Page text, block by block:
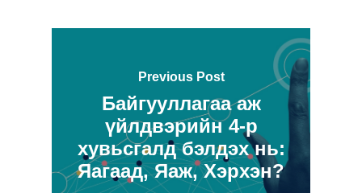
Previous Post
Байгууллагаа аж
үйлдвэрийн 4-р
хувьсгалд бэлдэх нь:
Яагаад, Яаж, Хэрхэн?
Компанийн
Үйл ажиллагаа
Ажлын байр
Мэдээ
Холбоо барих